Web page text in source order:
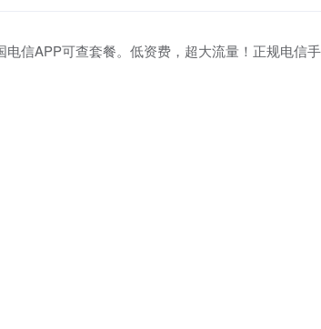
信APP可查套餐。低资费，超大流量！正规电信